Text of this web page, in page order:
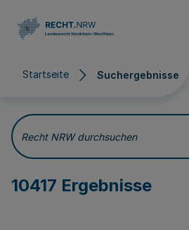
Startseite Suchergebnisse
Suchergebnisse
Recht NRW durchsuchen
10417 Ergebnisse